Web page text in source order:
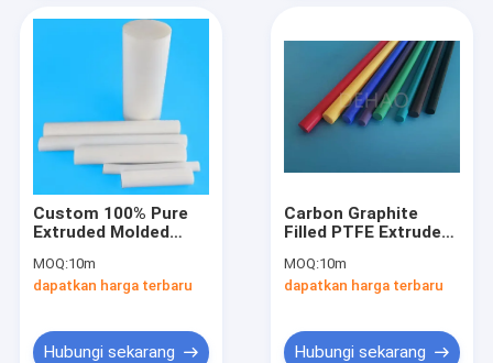
Custom 100% Pure
Extruded Molded
Gasket
MOQ:10m
dapatkan harga terbaru
Hubungi sekarang
Carbon Graphite
Filled PTFE Extruded
Tinggi Anti Statis
MOQ:10m
dapatkan harga terbaru
Hubungi sekarang